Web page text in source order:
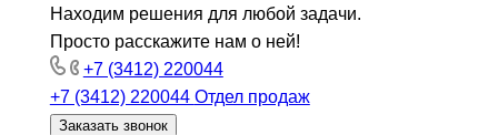
Находим решения для любой задачи.
Просто расскажите нам о ней!
+7 (3412) 220044
+7 (3412) 220044 Отдел продаж
Заказать звонок